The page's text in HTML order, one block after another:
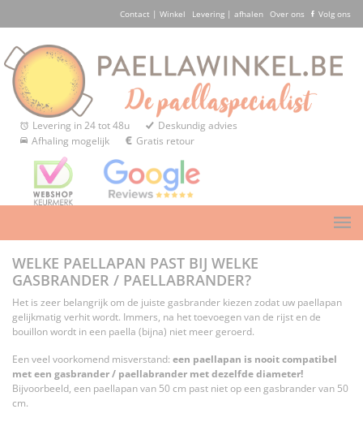
Contact | Winkel Levering | afhalen Over ons Volg ons
Levering in 24 tot 48u
Deskundig advies
Afhaling mogelijk
Gratis retour
WELKE PAELLAPAN PAST BIJ WELKE
GASBRANDER / PAELLABRANDER?
Het is zeer belangrijk om de juiste gasbrander kiezen zodat uw paellapan
gelijkmatig verhit wordt. Immers, na het toevoegen van de rijst en de
bouillon wordt in een paella (bijna) niet meer geroerd.
Een veel voorkomend misverstand: een paellapan is nooit compatibel
met een gasbrander / paellabrander met dezelfde diameter!
Bijvoorbeeld, een paellapan van 50 cm past niet op een gasbrander van 50
cm.